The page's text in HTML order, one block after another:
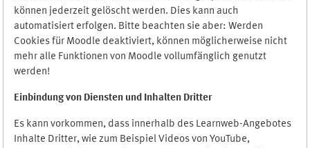
können jederzeit gelöscht werden. Dies kann auch
automatisiert erfolgen. Bitte beachten sie aber: Werden
Cookies für Moodle deaktiviert, können möglicherweise nicht
mehr alle Funktionen von Moodle vollumfänglich genutzt
werden!
Einbindung von Diensten und Inhalten Dritter
Es kann vorkommen, dass innerhalb des Learnweb-Angebotes
Inhalte Dritter, wie zum Beispiel Videos von YouTube,